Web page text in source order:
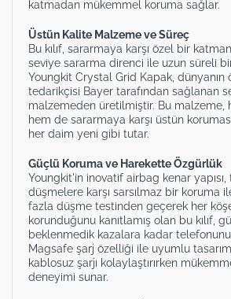
katmadan mükemmel koruma sağlar.
Üstün Kalite Malzeme ve Süreç
Bu kılıf, sararmaya karşı özel bir
seviye sararma direnci ile uzun süreli
Youngkit Crystal Grid Kapak,
tedarikçisi Bayer tarafından sağlanan
malzemeden üretilmiştir. Bu malzeme,
hem de sararmaya karşı üstün
her daim yeni gibi tutar.
Güçlü Koruma ve Harekette Özgürlük
Youngkit'in inovatif airbag kenar
düşmelere karşı sarsılmaz bir koruma
fazla düşme testinden geçerek her
korunduğunu kanıtlamış olan bu kılıf,
beklenmedik kazalara kadar
Magsafe şarj özelliği ile uyumlu
kablosuz şarjı kolaylaştırırken
deneyimi sunar.